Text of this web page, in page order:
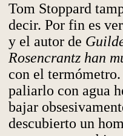
Tom Stoppard
decir. Por fin es
y el autor de
Rosencrantz han
con el
paliarlo con agua
bajar
descubierto un